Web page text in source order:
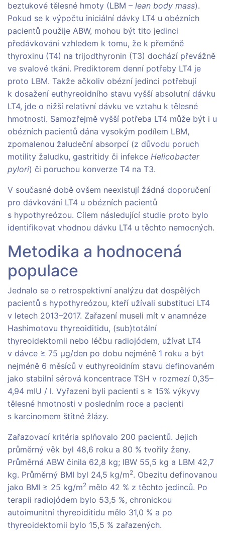
beztukové tělesné hmoty (LBM – lean body mass).
Pokud se k výpočtu iniciální dávky LT4 u obézních
pacientů použije ABW, mohou být tito jedinci
předávkováni vzhledem k tomu, že k přeměně
thyroxinu (T4) na trijodthyronin (T3) dochází převážně
ve svalové tkáni. Prediktorem denní potřeby LT4 je
proto LBM. Takže ačkoliv obézní jedinci potřebují
k dosažení euthyreoidního stavu vyšší absolutní dávku
LT4, jde o nižší relativní dávku ve vztahu k tělesné
hmotnosti. Samozřejmě vyšší potřeba LT4 může být i u
obézních pacientů dána vysokým podílem LBM,
zpomalenou žaludeční absorpcí (z důvodu poruch
motility žaludku, gastritidy či infekce Helicobacter
pylori) či poruchou konverze T4 na T3.
V současné době ovšem neexistují žádná doporučení
pro dávkování LT4 u obézních pacientů
s hypothyreózou. Cílem následující studie proto bylo
identifikovat vhodnou dávku LT4 u těchto nemocných.
Metodika a hodnocená
populace
Jednalo se o retrospektivní analýzu dat dospělých
pacientů s hypothyreózou, kteří užívali substituci LT4
v letech 2013–2017. Zařazení museli mít v anamnéze
Hashimotovu thyreoiditidu, (sub)totální
thyreoidektomii nebo léčbu radiojódem, užívat LT4
v dávce ≥ 75 µg/den po dobu nejméně 1 roku a být
nejméně 6 měsíců v euthyreoidním stavu definovaném
jako stabilní sérová koncentrace TSH v rozmezí 0,35–
4,94 mIU / l. Vyřazeni byli pacienti s ≥ 15% výkyvy
tělesné hmotnosti v posledním roce a pacienti
s karcinomem štítné žlázy.
Zařazovací kritéria splňovalo 200 pacientů. Jejich
průměrný věk byl 48,6 roku a 80 % tvořily ženy.
Průměrná ABW činila 62,8 kg; IBW 55,5 kg a LBM 42,7
kg. Průměrný BMI byl 24,5 kg/m2. Obezitu definovanou
jako BMI ≥ 25 kg/m2 mělo 42 % z těchto jedinců. Po
terapii radiojódem bylo 53,5 %, chronickou
autoimunitní thyreoiditidu mělo 31,0 % a po
thyreoidektomii bylo 15,5 % zařazených.